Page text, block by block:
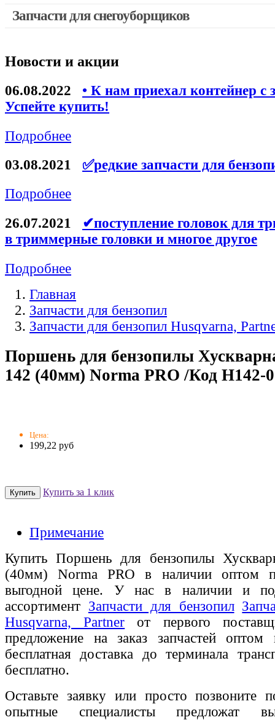
Запчасти для УШМ (болгарок)
Запчасти для электроинструмента другие
Запчасти для компрессоров
Конденсаторы
Ремни для электроинструмента
Запчасти для снегоуборщиков
Новости и акции
06.08.2022
• К нам приехал контейнер с
Успейте купить!
Подробнее
03.08.2021
✅редкие запчасти для
Подробнее
26.07.2021
✔поступление головок для
в триммерные головки и многое другое
Подробнее
Главная
Запчасти для бензопил
Запчасти для бензопил Husqvarna,
Поршень для бензопилы
142 (40мм) Norma PRO /Код H142-
Цена:
199,22 руб
Купить за 1 клик
Примечание
Купить Поршень для бензопилы
(40мм) Norma PRO в наличии оптом
выгодной цене. У нас в наличии и
ассортимент Запчасти для бензопил
Husqvarna, Partner от первого
предложение на заказ запчастей
бесплатная доставка до терминала
бесплатно.
Оставьте заявку или просто позвоните
опытные специалисты предложат